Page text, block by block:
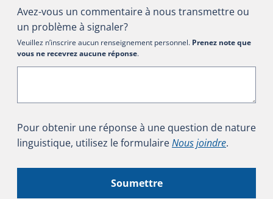
Avez-vous un commentaire à nous transmettre ou
un problème à signaler?
Veuillez n’inscrire aucun renseignement personnel. Prenez note que
vous ne recevrez aucune réponse.
Pour obtenir une réponse à une question de nature
linguistique, utilisez le formulaireNous joindre.
Soumettre